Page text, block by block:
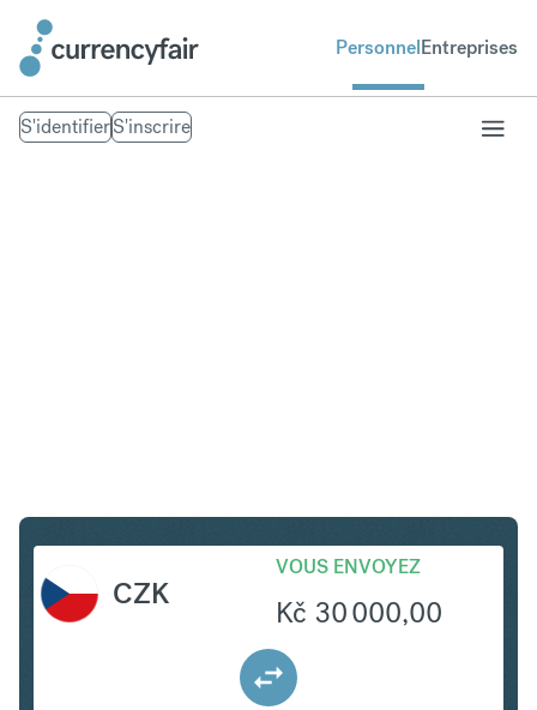
PersonnelEntreprises
S'identifierS'inscrire
CZK
VOUS ENVOYEZ
Kč 30 000,00